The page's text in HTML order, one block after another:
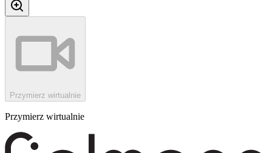
Przymierz wirtualnie
Przymierz wirtualnie